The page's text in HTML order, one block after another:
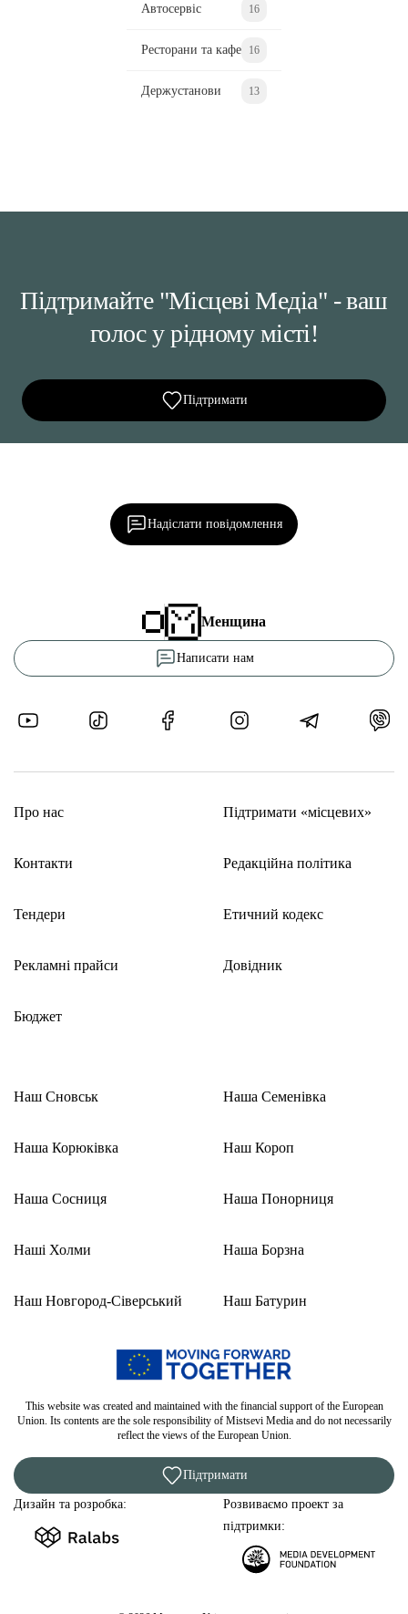
Автосервіс 16
Ресторани та кафе 16
Держустанови 13
Підтримайте "Місцеві Медіа" - ваш
голос у рідному місті!
Підтримати
Надіслати повідомлення
Менщина
Написати нам
Про нас
Контакти
Тендери
Рекламні прайси
Бюджет
Підтримати «місцевих»
Редакційна політика
Етичний кодекс
Довідник
Наш Сновськ
Наша Корюківка
Наша Сосниця
Наші Холми
Наш Новгород-Сіверський
Наша Семенівка
Наш Короп
Наша Понорниця
Наша Борзна
Наш Батурин
This website was created and maintained with the financial support of the European
Union. Its contents are the sole responsibility of Mistsevi Media and do not necessarily
reflect the views of the European Union.
Підтримати
Дизайн та розробка:
Розвиваємо проект за
підтримки: